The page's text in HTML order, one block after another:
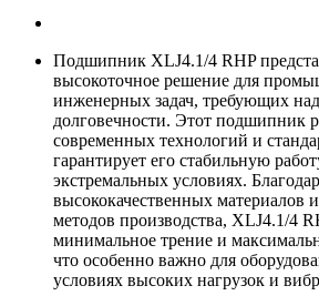
Подшипник XLJ4.1/4 RHP
высокоточное решение для
инженерных задач, требующих
долговечности. Этот подшипник
современных технологий и
гарантирует его стабильную
экстремальных условиях.
высококачественных материалов
методов производства, XLJ4.1/4
минимальное трение и
что особенно важно для
условиях высоких нагрузок и